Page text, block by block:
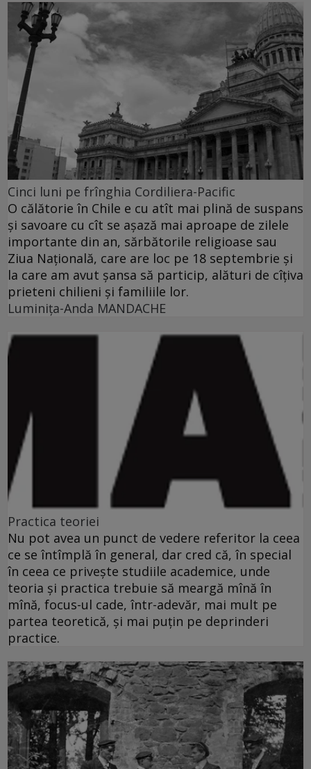
Cinci luni pe frînghia Cordiliera-Pacific
O călătorie în Chile e cu atît mai plină de suspans
şi savoare cu cît se aşază mai aproape de zilele
importante din an, sărbătorile religioase sau
Ziua Naţională, care are loc pe 18 septembrie şi
la care am avut şansa să particip, alături de cîţiva
prieteni chilieni şi familiile lor.
Luminiţa-Anda MANDACHE
Practica teoriei
Nu pot avea un punct de vedere referitor la ceea
ce se întîmplă în general, dar cred că, în special
în ceea ce priveşte studiile academice, unde
teoria şi practica trebuie să meargă mînă în
mînă, focus-ul cade, într-adevăr, mai mult pe
partea teoretică, şi mai puţin pe deprinderi
practice.